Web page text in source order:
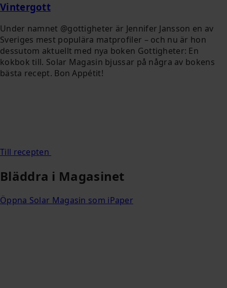
Vintergott
Under namnet @gottigheter är Jennifer Jansson en av
Sveriges mest populära matprofiler – och nu är hon
dessutom aktuellt med nya boken Gottigheter: En
kokbok till. Solar Magasin bjussar på några av bokens
bästa recept. Bon Appétit!
Till recepten
Bläddra i Magasinet
Öppna Solar Magasin som iPaper